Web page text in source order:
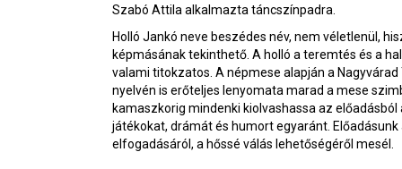
Szabó Attila alkalmazta táncszínpadra.
Holló Jankó neve beszédes név, nem véletlenül,
képmásának tekinthető. A holló a teremtés és a
valami titokzatos. A népmese alapján a
nyelvén is erőteljes lenyomata marad a mese
kamaszkorig mindenki kiolvashassa az
játékokat, drámát és humort egyaránt.
elfogadásáról, a hőssé válás lehetőségéről mesél.